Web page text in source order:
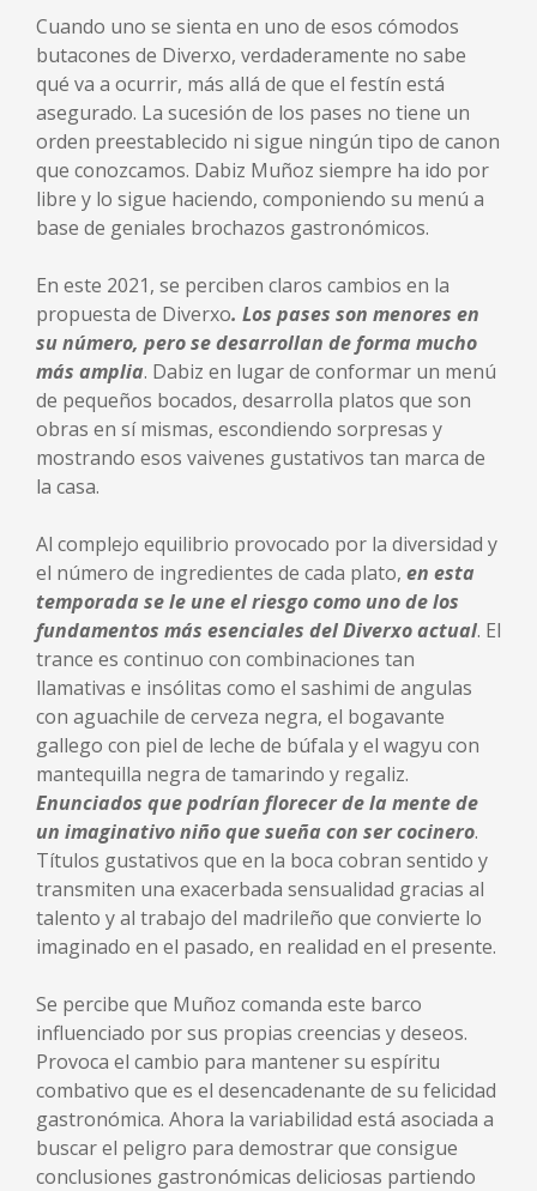
Cuando uno se sienta en uno de esos cómodos
butacones de Diverxo, verdaderamente no sabe
qué va a ocurrir, más allá de que el festín está
asegurado. La sucesión de los pases no tiene un
orden preestablecido ni sigue ningún tipo de canon
que conozcamos. Dabiz Muñoz siempre ha ido por
libre y lo sigue haciendo, componiendo su menú a
base de geniales brochazos gastronómicos.
En este 2021, se perciben claros cambios en la
propuesta de Diverxo. Los pases son menores en
su número, pero se desarrollan de forma mucho
más amplia. Dabiz en lugar de conformar un menú
de pequeños bocados, desarrolla platos que son
obras en sí mismas, escondiendo sorpresas y
mostrando esos vaivenes gustativos tan marca de
la casa.
Al complejo equilibrio provocado por la diversidad y
el número de ingredientes de cada plato, en esta
temporada se le une el riesgo como uno de los
fundamentos más esenciales del Diverxo actual. El
trance es continuo con combinaciones tan
llamativas e insólitas como el sashimi de angulas
con aguachile de cerveza negra, el bogavante
gallego con piel de leche de búfala y el wagyu con
mantequilla negra de tamarindo y regaliz.
Enunciados que podrían florecer de la mente de
un imaginativo niño que sueña con ser cocinero.
Títulos gustativos que en la boca cobran sentido y
transmiten una exacerbada sensualidad gracias al
talento y al trabajo del madrileño que convierte lo
imaginado en el pasado, en realidad en el presente.
Se percibe que Muñoz comanda este barco
influenciado por sus propias creencias y deseos.
Provoca el cambio para mantener su espíritu
combativo que es el desencadenante de su felicidad
gastronómica. Ahora la variabilidad está asociada a
buscar el peligro para demostrar que consigue
conclusiones gastronómicas deliciosas partiendo